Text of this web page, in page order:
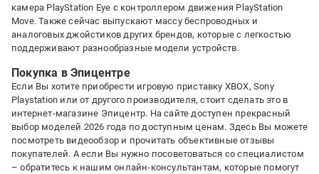
камера PlayStation Eye с контроллером движения PlayStation
Move. Также сейчас выпускают массу беспроводных и
аналоговых джойстиков других брендов, которые с легкостью
поддерживают разнообразные модели устройств.
Покупка в Эпицентре
Если Вы хотите приобрести игровую приставку XBOX, Sony
Playstation или от другого производителя, стоит сделать это в
интернет-магазине Эпицентр. На сайте доступен прекрасный
выбор моделей 2026 года по доступным ценам. Здесь Вы можете
посмотреть видеообзор и прочитать объективные отзывы
покупателей. А если Вы нужно посоветоваться со специалистом
– обратитесь к нашим онлайн-консультантам, которые помогут